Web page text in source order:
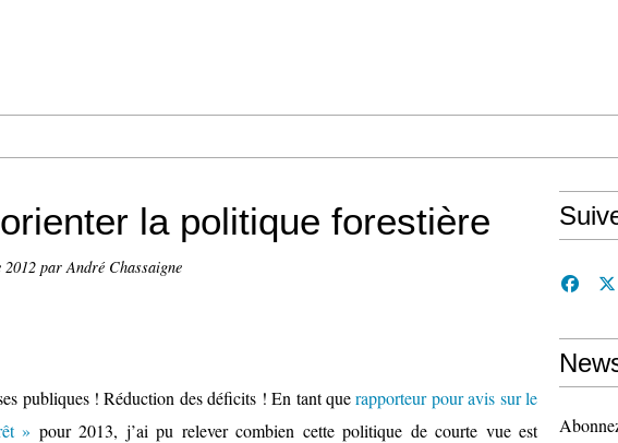
la politique forestière
2012 par André Chassaigne
publiques ! Réduction des déficits ! En tant querapporteur pour avis sur le
» pour 2013, j’ai pu relever combien cette politique de courte vue est